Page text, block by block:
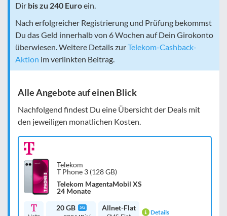
Dir bis zu 240 Euroein.
Nach erfolgreicher Registrierung und Prüfung bekommst
Du das Geld innerhalb von 6 Wochen auf Dein Girokonto
überwiesen. Weitere Details zurTelekom-Cashback-
Aktion im verlinkten Beitrag.
Alle Angebote auf einen Blick
Nachfolgend findest Du eine Übersicht der Deals mit
den jeweiligen monatlichen Kosten.
Telekom
T Phone 3 (128 GB)
Telekom MagentaMobil XS
24 Monate
20 GB 5G Allnet-Flat
Details